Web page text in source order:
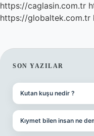
https://caglasin.com.tr
https://globaltek.com.tr
SIDEBAR
SON YAZILAR
Kutan kuşu nedir ?
Kıymet bilen insan ne